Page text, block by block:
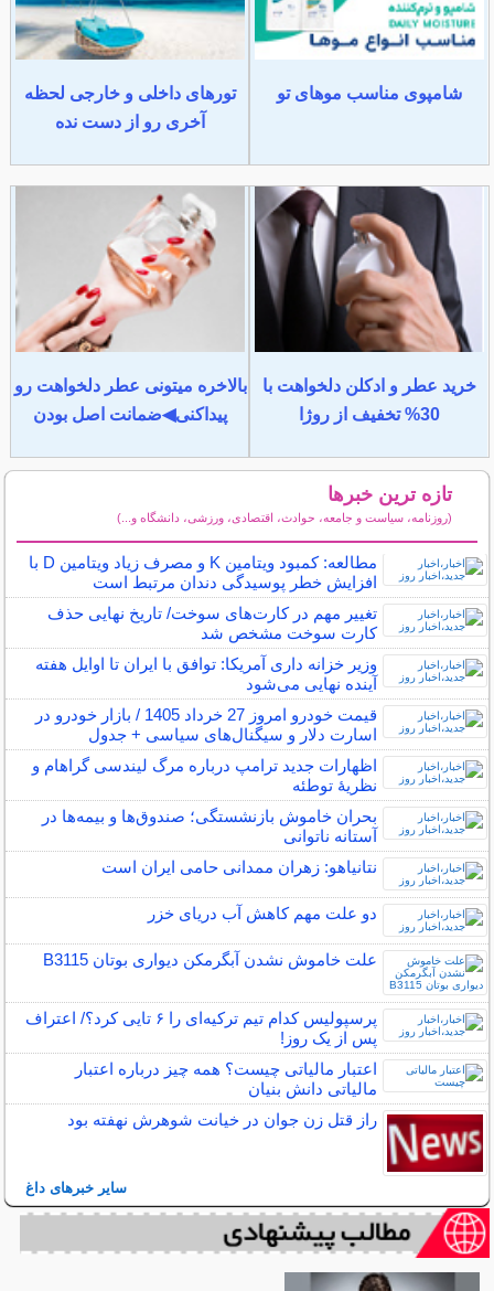
شامپوی مناسب موهای تو
تورهای داخلی و خارجی لحظه
آخری رو از دست نده
خرید عطر و ادکلن دلخواهت با
30% تخفیف از روژا
بالاخره میتونی عطر دلخواهت رو
پیداکنی◀ضمانت اصل بودن
تازه ترین خبرها
(روزنامه، سیاست و جامعه، حوادث، اقتصادی، ورزشی، دانشگاه و...)
مطالعه: کمبود ویتامین K و مصرف زیاد ویتامین D با
افزایش خطر پوسیدگی دندان مرتبط است
تغییر مهم در کارت‌های سوخت/ تاریخ نهایی حذف
کارت سوخت مشخص شد
وزیر خزانه داری آمریکا: توافق با ایران تا اوایل هفته
آینده نهایی می‌شود
قیمت خودرو امروز 27 خرداد 1405 / بازار خودرو در
اسارت دلار و سیگنال‌های سیاسی + جدول
اظهارات جدید ترامپ درباره مرگ لیندسی گراهام و
نظریهٔ توطئه
بحران خاموش بازنشستگی؛ صندوق‌ها و بیمه‌ها در
آستانه ناتوانی
نتانیاهو: زهران ممدانی حامی ایران است
دو علت مهم کاهش آب دریای خزر
علت خاموش نشدن آبگرمکن دیواری بوتان B3115
پرسپولیس کدام تیم ترکیه‌ای را ۶ تایی کرد؟/ اعتراف
پس از یک روز!
اعتبار مالیاتی چیست؟ همه چیز درباره اعتبار
مالیاتی دانش بنیان
راز قتل زن جوان در خیانت شوهرش نهفته بود
سایر خبرهای داغ